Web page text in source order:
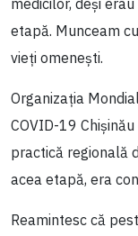
etapă. Munceam
vieți omenești.
Organizația
COVID-19
practică regională
acea etapă, era
Reamintesc că